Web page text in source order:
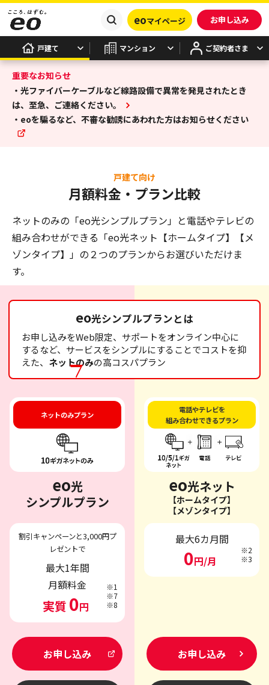
eoマイページ お申し込み
戸建て マンション ご契約者さま
重要なお知らせ
・光ファイバーケーブルなど線路設備で異常を発見されたとき
は、至急、ご連絡ください。
・eoを騙るなど、不審な勧誘にあわれた方はお知らせください
戸建て向け
月額料金・プラン比較
ネットのみの「eo光シンプルプラン」と電話やテレビの
組み合わせができる 「eo光ネット【ホームタイプ】【メ
ゾンタイプ】」の２つのプランからお選びいただけま
す。
eo光シンプルプランとは
お申し込みをWeb限定、サポートをオンライン中心に
するなど、サービスをシンプルにすることでコストを抑
えた、 ネットのみの高コスパプラン
ネットのみプラン
電話やテレビを
組み合わせできるプラン
eo光
シンプルプラン
eo光ネット
【ホームタイプ】
【メゾンタイプ】
割引キャンペーンと3,000円プ
レゼントで
最大1年間
月額料金
実質 0円
※1
※7
※8
最大6カ月間
0円/月
※2
※3
お申し込み お申し込み